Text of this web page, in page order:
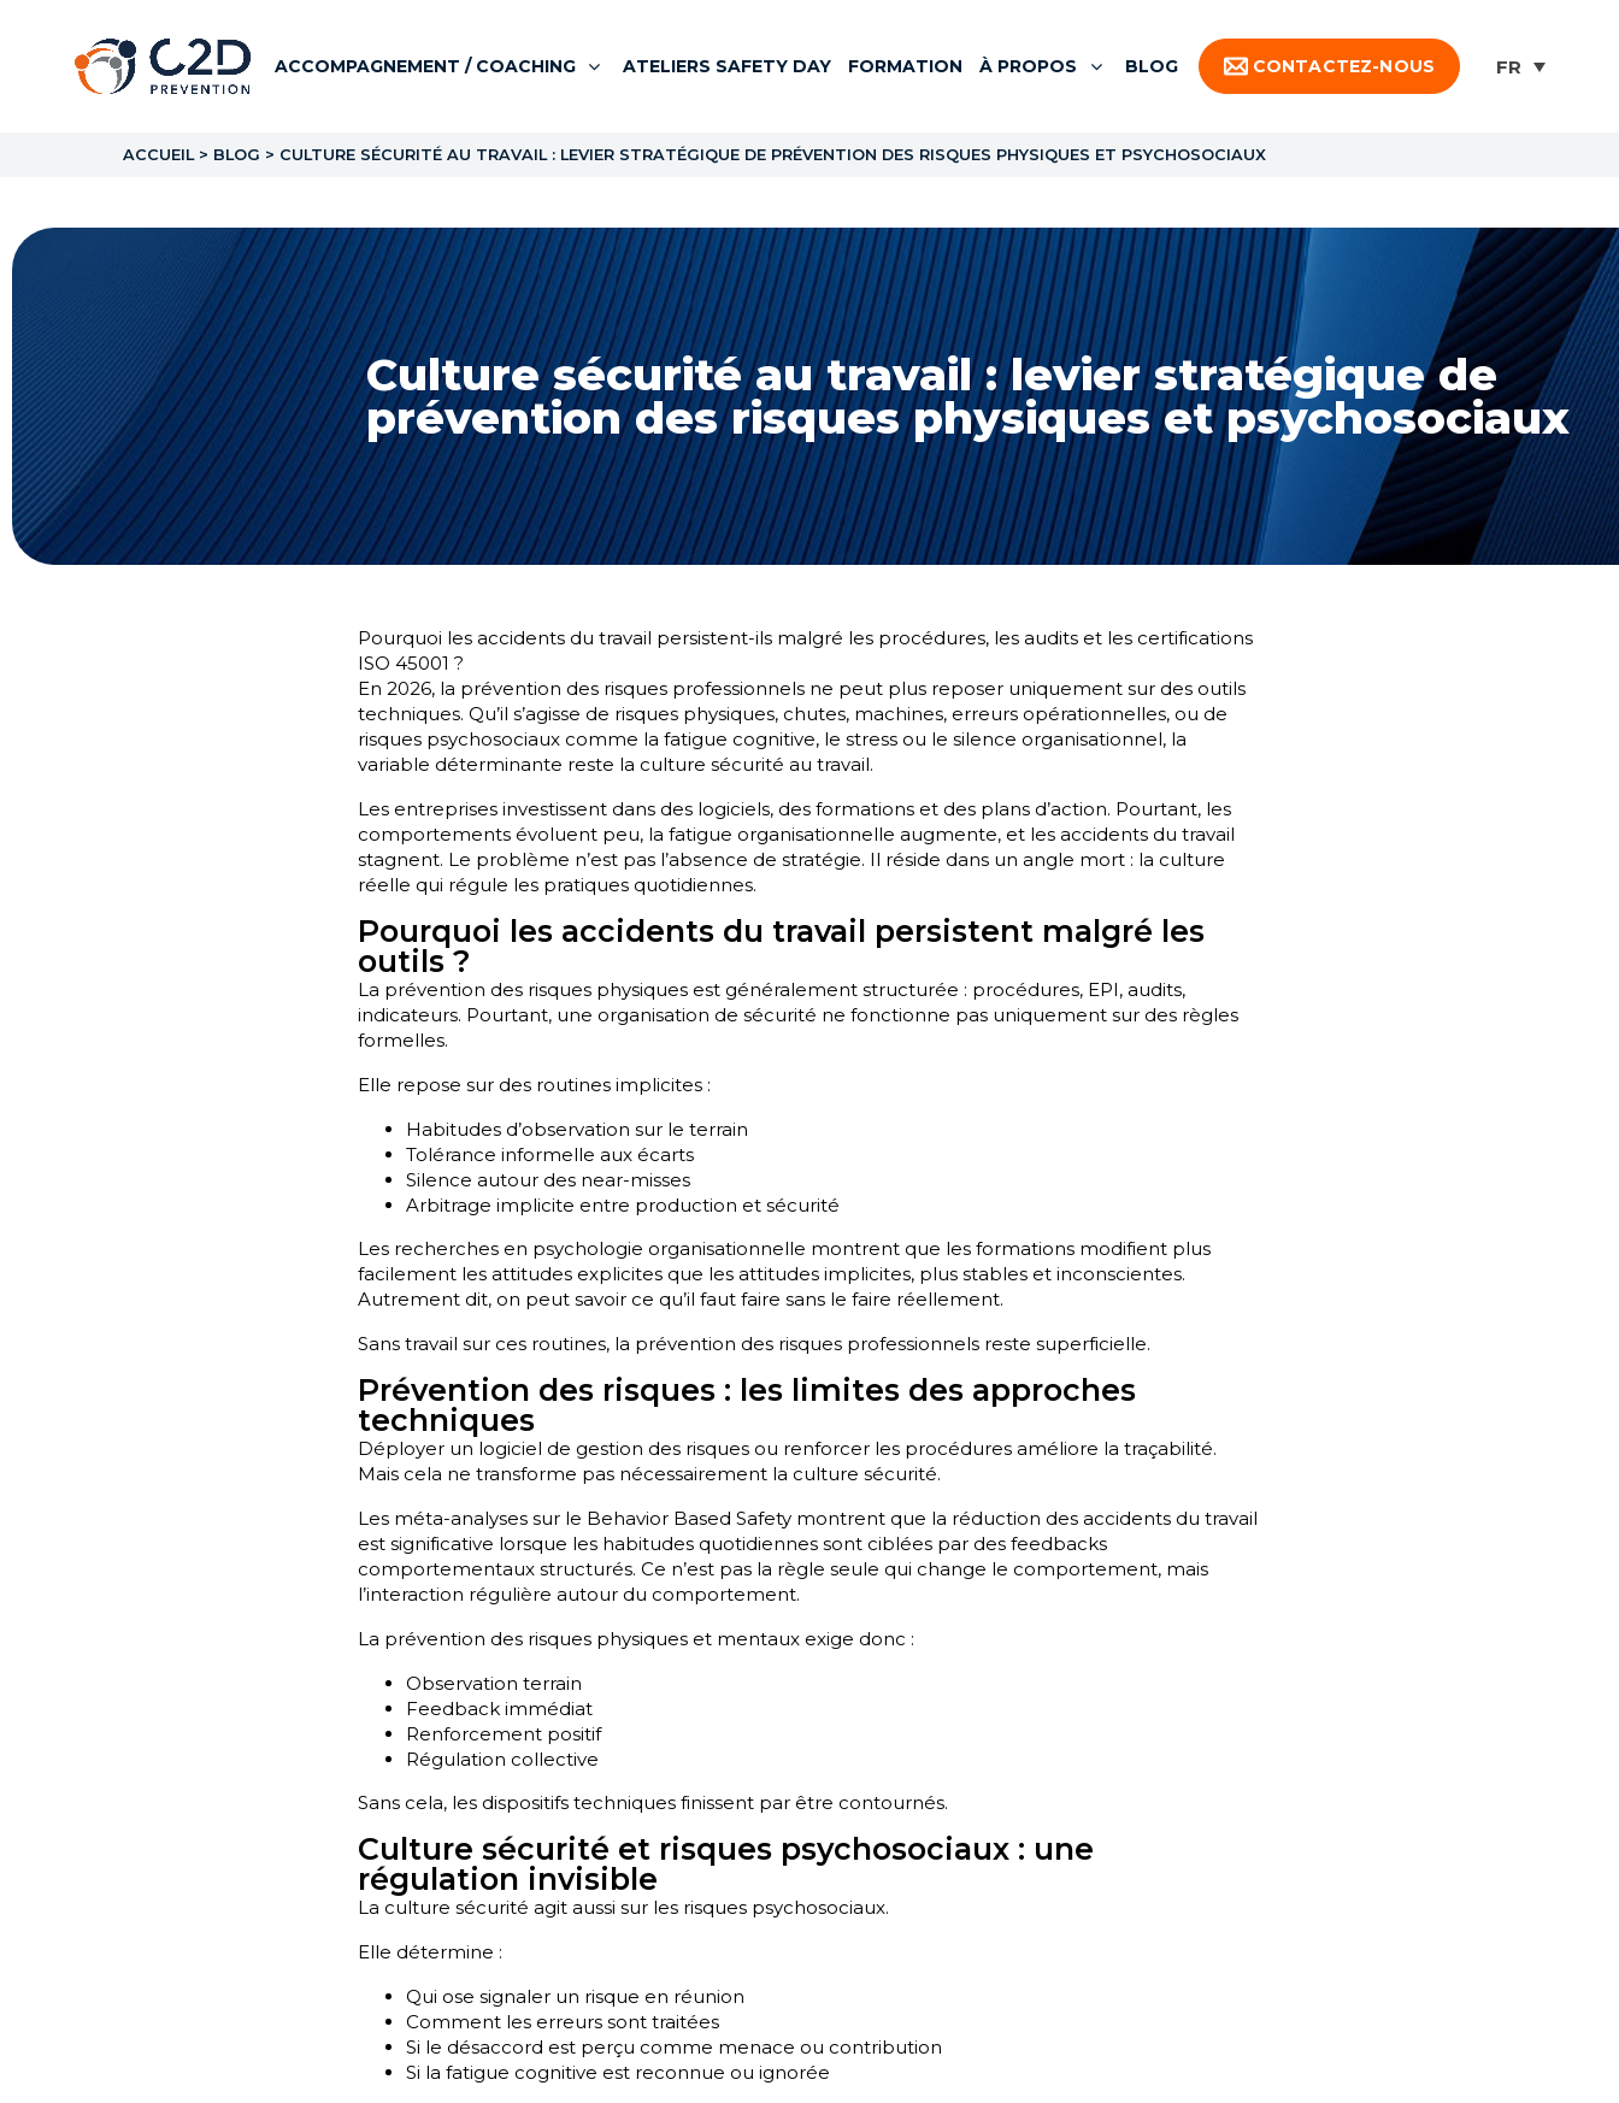
ACCOMPAGNEMENT / COACHING ATELIERS SAFETY DAY FORMATION À PROPOS BLOG CONTACTEZ-NOUS
ACCUEIL> BLOG > CULTURE SÉCURITÉ AU TRAVAIL : LEVIER STRATÉGIQUE DE PRÉVENTION DES RISQUES PHYSIQUES ET PSYCHOSOCIAUX
Culture sécurité au travail : levier stratégique de
prévention des risques physiques et psychosociaux
Pourquoi les accidents du travail persistent-ils malgré les procédures, les audits et les certifications
ISO 45001 ?
En 2026, la prévention des risques professionnels ne peut plus reposer uniquement sur des outils
techniques. Qu’il s’agisse de risques physiques, chutes, machines, erreurs opérationnelles, ou de
risques psychosociaux comme la fatigue cognitive, le stress ou le silence organisationnel, la
variable déterminante reste la culture sécurité au travail.
Les entreprises investissent dans des logiciels, des formations et des plans d’action. Pourtant, les
comportements évoluent peu, la fatigue organisationnelle augmente, et les accidents du travail
stagnent. Le problème n’est pas l’absence de stratégie. Il réside dans un angle mort : la culture
réelle qui régule les pratiques quotidiennes.
Pourquoi les accidents du travail persistent malgré les
outils ?
La prévention des risques physiques est généralement structurée : procédures, EPI, audits,
indicateurs. Pourtant, une organisation de sécurité ne fonctionne pas uniquement sur des règles
formelles.
Elle repose sur des routines implicites :
Habitudes d’observation sur le terrain
Tolérance informelle aux écarts
Silence autour des near-misses
Arbitrage implicite entre production et sécurité
Les recherches en psychologie organisationnelle montrent que les formations modifient plus
facilement les attitudes explicites que les attitudes implicites, plus stables et inconscientes.
Autrement dit, on peut savoir ce qu’il faut faire sans le faire réellement.
Sans travail sur ces routines, la prévention des risques professionnels reste superficielle.
Prévention des risques : les limites des approches
techniques
Déployer un logiciel de gestion des risques ou renforcer les procédures améliore la traçabilité.
Mais cela ne transforme pas nécessairement la culture sécurité.
Les méta-analyses sur le Behavior Based Safety montrent que la réduction des accidents du travail
est significative lorsque les habitudes quotidiennes sont ciblées par des feedbacks
comportementaux structurés. Ce n’est pas la règle seule qui change le comportement, mais
l’interaction régulière autour du comportement.
La prévention des risques physiques et mentaux exige donc :
Observation terrain
Feedback immédiat
Renforcement positif
Régulation collective
Sans cela, les dispositifs techniques finissent par être contournés.
Culture sécurité et risques psychosociaux : une
régulation invisible
La culture sécurité agit aussi sur les risques psychosociaux.
Elle détermine :
Qui ose signaler un risque en réunion
Comment les erreurs sont traitées
Si le désaccord est perçu comme menace ou contribution
Si la fatigue cognitive est reconnue ou ignorée